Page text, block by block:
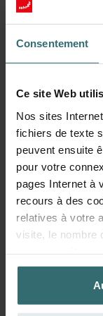
Consentement
Ce site Web
Nos sites
fichiers de texte
peuvent ensuite
pour votre
pages Internet à
recours à des
relatives à votre
visite, le nombre
réglages
durée de
Set de
Lot de filtres pour
impuretés et
Numéro de
Ce produit se
En stock
La livraison est
44.34